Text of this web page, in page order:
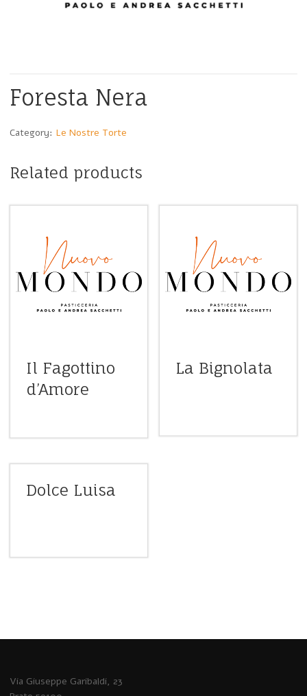
Foresta Nera
Category: Le Nostre Torte
Related products
Il Fagottino
d’Amore
La Bignolata
Dolce Luisa
Via Giuseppe Garibaldi, 23